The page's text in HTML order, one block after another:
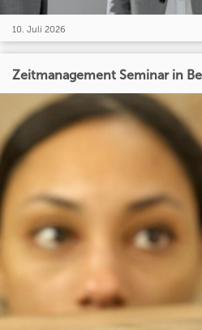
10. Juli 2026
Zeitmanagement Seminar in